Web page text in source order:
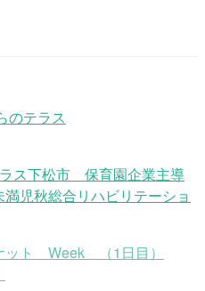
のテラス
ス下松市 保育園企業主導
満児秋総合リハビリテーショ
ット Week （1日目）